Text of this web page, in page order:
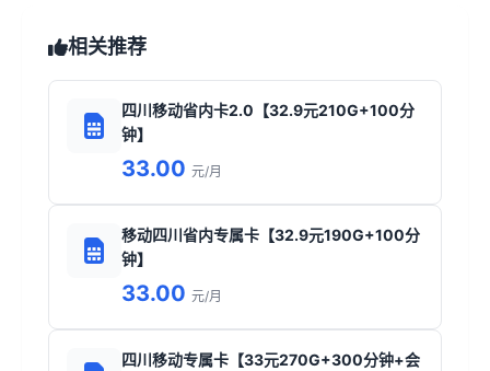
相关推荐
四川移动省内卡2.0【32.9元210G+100分
钟】
33.00 元/月
移动四川省内专属卡【32.9元190G+100分
钟】
33.00 元/月
四川移动专属卡【33元270G+300分钟+会